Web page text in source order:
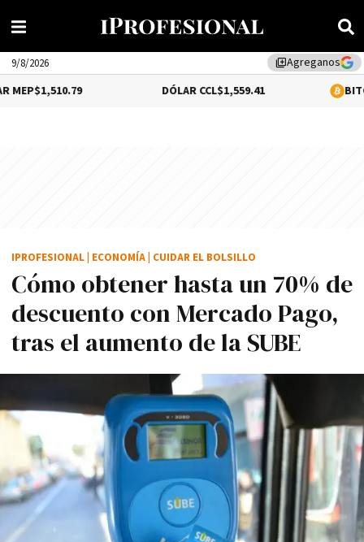
library_addAgreganos
9/8/2026
DÓLAR CCL$1,559.41 BITCOIN0.2%
Cómo obtener hasta un 70% de
descuento con Mercado Pago,
tras el aumento de la SUBE
IPROFESIONAL ECONOMÍA CUIDAR EL BOLSILLO